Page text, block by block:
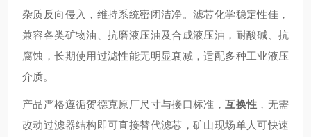
杂质反向侵入，维持系统密闭洁净。滤芯化学稳定性佳，
兼容各类矿物油、抗磨液压油及合成液压油，耐酸碱、抗
腐蚀，长期使用过滤性能无明显衰减，适配多种工业液压
介质。
产品严格遵循贺德克原厂尺寸与接口标准，互换性 ，无需
改动过滤器结构即可直接替代滤芯，矿山现场单人可快速